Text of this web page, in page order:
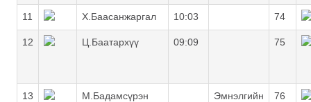
11 Х.Баасанжаргал 10:03 74
12 Ц.Баатархүү 09:09 75
13 М.Бадамсүрэн
Эмнэлгийн
76